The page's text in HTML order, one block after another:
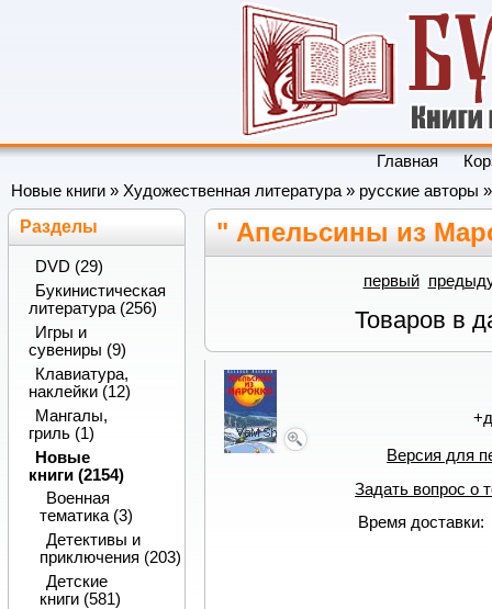
Главная
Новые книги » Художественная литература» русские авторы
" Апельсины из
первый
Товаров в
+
Версия для
Задать вопрос о
Время
Разделы
DVD (29)
Букинистическая
литература (256)
Игры и
сувениры (9)
Клавиатура,
наклейки (12)
Мангалы,
гриль (1)
Новые
книги (2154)
Военная
тематика (3)
Детективы и
приключения (203)
Детские
книги (581)